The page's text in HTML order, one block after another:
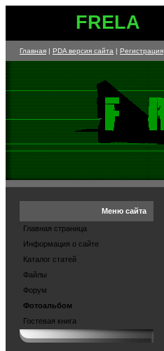
FRELA
Главная | PDA версия сайта | Регистрация
Меню сайта
Главная страница
Информация о сайте
Каталог статей
Файлы
Форум
Фотоальбом
Гостевая книга